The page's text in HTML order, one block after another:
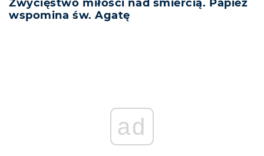
Zwycięstwo miłości nad śmiercią. Papież
wspomina św. Agatę
ad